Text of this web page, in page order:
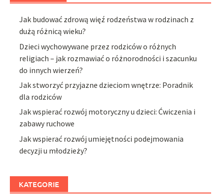
Jak budować zdrową więź rodzeństwa w rodzinach z
dużą różnicą wieku?
Dzieci wychowywane przez rodziców o różnych
religiach – jak rozmawiać o różnorodności i szacunku
do innych wierzeń?
Jak stworzyć przyjazne dzieciom wnętrze: Poradnik
dla rodziców
Jak wspierać rozwój motoryczny u dzieci: Ćwiczenia i
zabawy ruchowe
Jak wspierać rozwój umiejętności podejmowania
decyzji u młodzieży?
KATEGORIE